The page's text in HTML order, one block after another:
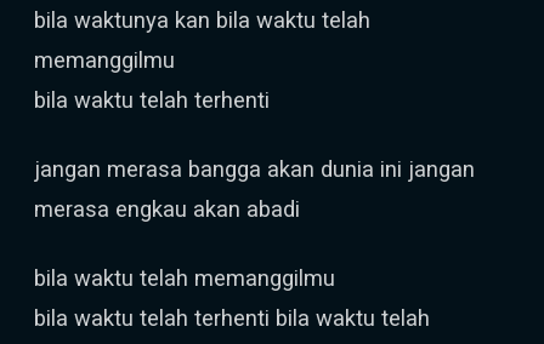
bila waktunya kan bila waktu telah
memanggilmu
bila waktu telah terhenti
jangan merasa bangga akan dunia ini jangan
merasa engkau akan abadi
bila waktu telah memanggilmu
bila waktu telah terhenti bila waktu telah